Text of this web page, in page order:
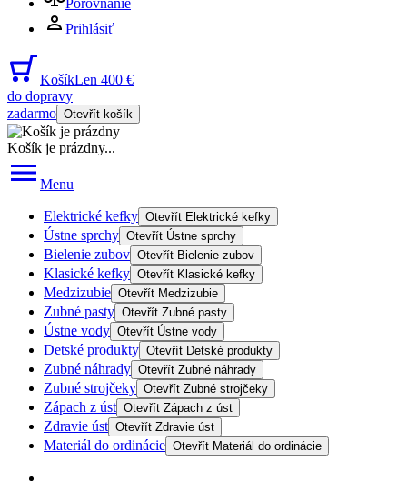
Porovnanie
Prihlásiť
KošíkLen 400 €
do dopravy
zadarmo Otevřít košík
Košík je prázdny...
Menu
Elektrické kefky Otevřít Elektrické kefky
Ústne sprchy Otevřít Ústne sprchy
Bielenie zubov Otevřít Bielenie zubov
Klasické kefky Otevřít Klasické kefky
Medzizubie Otevřít Medzizubie
Zubné pasty Otevřít Zubné pasty
Ústne vody Otevřít Ústne vody
Detské produkty Otevřít Detské produkty
Zubné náhrady Otevřít Zubné náhrady
Zubné strojčeky Otevřít Zubné strojčeky
Zápach z úst Otevřít Zápach z úst
Zdravie úst Otevřít Zdravie úst
Materiál do ordinácie Otevřít Materiál do ordinácie
|